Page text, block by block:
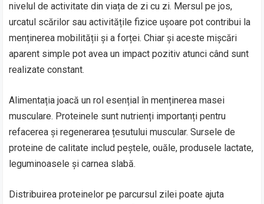
nivelul de activitate din viața de zi cu zi. Mersul pe jos,
urcatul scărilor sau activitățile fizice ușoare pot contribui la
menținerea mobilității și a forței. Chiar și aceste mișcări
aparent simple pot avea un impact pozitiv atunci când sunt
realizate constant.
Alimentația joacă un rol esențial în menținerea masei
musculare. Proteinele sunt nutrienți importanți pentru
refacerea și regenerarea țesutului muscular. Sursele de
proteine de calitate includ peștele, ouăle, produsele lactate,
leguminoasele și carnea slabă.
Distribuirea proteinelor pe parcursul zilei poate ajuta